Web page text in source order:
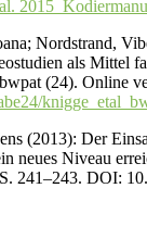
Nordstrand,
als Mittel
(24). Online
(2013): Der
neues Niveau
241–243. DOI: